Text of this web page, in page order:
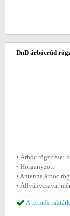
DnD árbócrúd
• Árboc rögzítése:
• Horganyzott
• Antenna árboc
• Állványcsavar
A termék